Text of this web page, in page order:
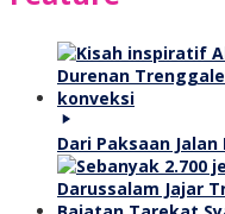
Dari Paksaan